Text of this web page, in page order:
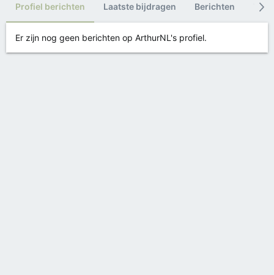
Profiel berichten Laatste bijdragen Berichten
Er zijn nog geen berichten op ArthurNL's profiel.